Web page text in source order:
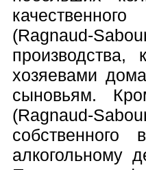
(Ragnaud-
хозяевами
сыновьям.
(Ragnaud-
собственного
алкогольному